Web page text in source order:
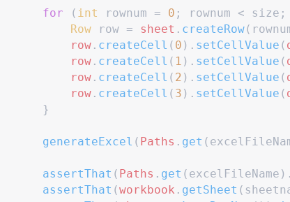
for ( int rownum = 0 ; rownum < size ;
Row row = sheet . createRow(
row . createCell ( 0 ) . setCellValue (
row . createCell ( 1 ) . setCellValue (
row . createCell ( 2 ) . setCellValue (
row . createCell ( 3 ) . setCellValue (
}
generateExcel ( Paths . get (
assertThat ( Paths . get ( excelFileName ) .
assertThat (workbook . getSheet (